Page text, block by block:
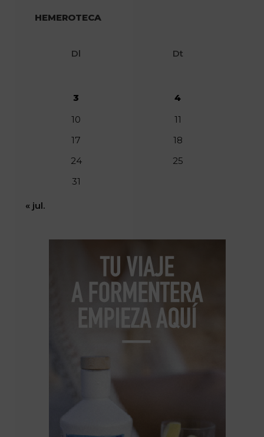
HEMEROTECA
Dl Dt
3
4
10
11
17
18
24
25
31
« jul.